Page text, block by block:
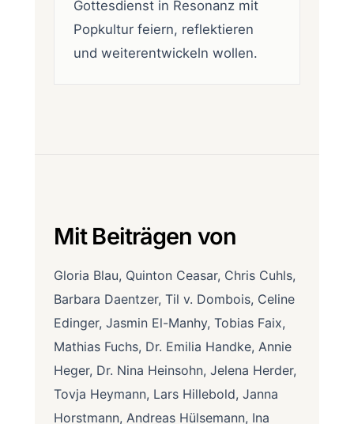
Gottesdienst in Resonanz mit
Popkultur feiern, reflektieren
und weiterentwickeln wollen.
Mit Beiträgen von
Gloria Blau, Quinton Ceasar, Chris Cuhls,
Barbara Daentzer, Til v. Dombois, Celine
Edinger, Jasmin El-Manhy, Tobias Faix,
Mathias Fuchs, Dr. Emilia Handke, Annie
Heger, Dr. Nina Heinsohn, Jelena Herder,
Tovja Heymann, Lars Hillebold, Janna
Horstmann, Andreas Hülsemann, Ina